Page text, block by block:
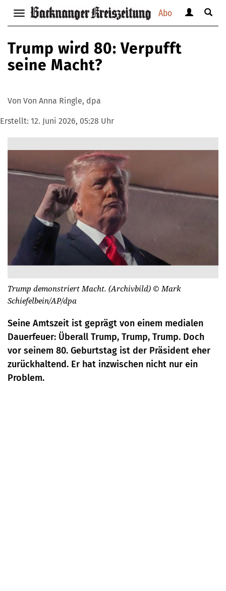
Abo
Navigation
anzeigen
verbergen
anzeigen
Suche
Trump wird 80: Verpufft
seine Macht?
Von Von Anna Ringle, dpa
Erstellt: 12. Juni 2026, 05:28 Uhr
Trump demonstriert Macht. (Archivbild) © Mark
Schiefelbein/AP/dpa
Seine Amtszeit ist geprägt von einem medialen
Dauerfeuer: Überall Trump, Trump, Trump. Doch
vor seinem 80. Geburtstag ist der Präsident eher
zurückhaltend. Er hat inzwischen nicht nur ein
Problem.